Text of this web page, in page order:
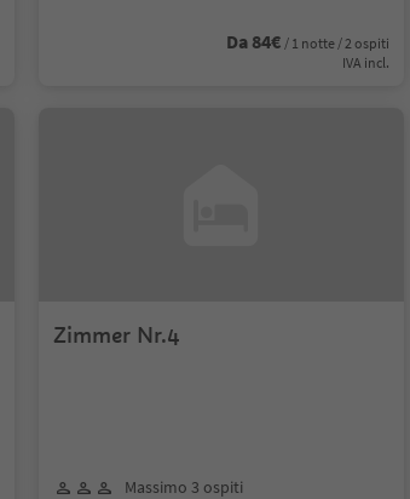
Da 84€ / 1 notte / 2 ospiti
IVA incl.
Zimmer Nr.4
Massimo 3 ospiti